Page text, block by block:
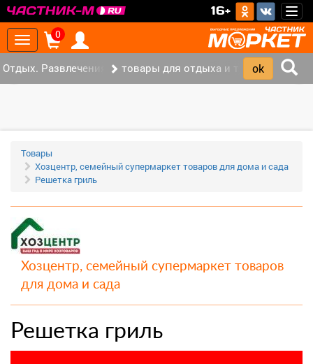
16+
Toggle
navigation
0
Отдых. Развлечения. Спорт. (32)товары для отдыха и туризма (19)
Товары
Хозцентр, семейный супермаркет товаров для дома и сада
Решетка гриль
Хозцентр, семейный супермаркет товаров
для дома и сада
Решетка гриль
‹ ›